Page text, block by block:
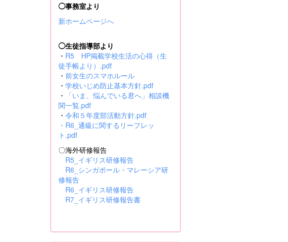
◯事務室より
新ホームページへ
◯生徒指導部より
・ R5 HP掲載学校生活の心得（生
徒手帳より）.pdf
・ 前女生のスマホルール
・ 学校いじめ防止基本方針.pdf
・
「いま、悩んでいる君へ」相談機
関一覧.pdf
・ 令和５年度部活動方針.pdf
・ R6_通級に関するリーフレッ
ト.pdf
〇海外研修報告
R5_イギリス研修報告
R6_シンガポール・マレーシア研
修報告
R6_イギリス研修報告
R7_イギリス研修報告書